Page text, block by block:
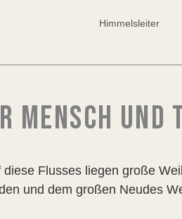
Himmelsleiter
MENSCH UND
diese Flusses liegen große
und dem großen Neudes